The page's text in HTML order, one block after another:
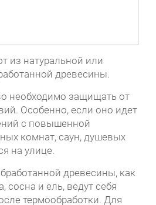
из натуральной или
древесины.
необходимо защищать от
Особенно, если оно идет
с повышенной
комнат, саун, душевых
на улице.
древесины, как
сосна и ель, ведут себя
термообработки. Для